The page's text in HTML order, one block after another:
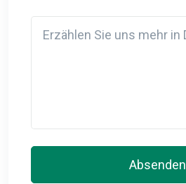
Absenden